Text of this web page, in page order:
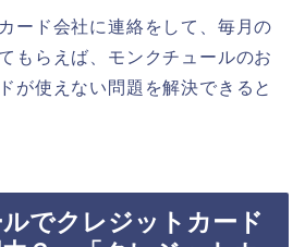
ード会社に連絡をして、毎月の
もらえば、モンクチュールのお
が使えない問題を解決できると
でクレジットカード